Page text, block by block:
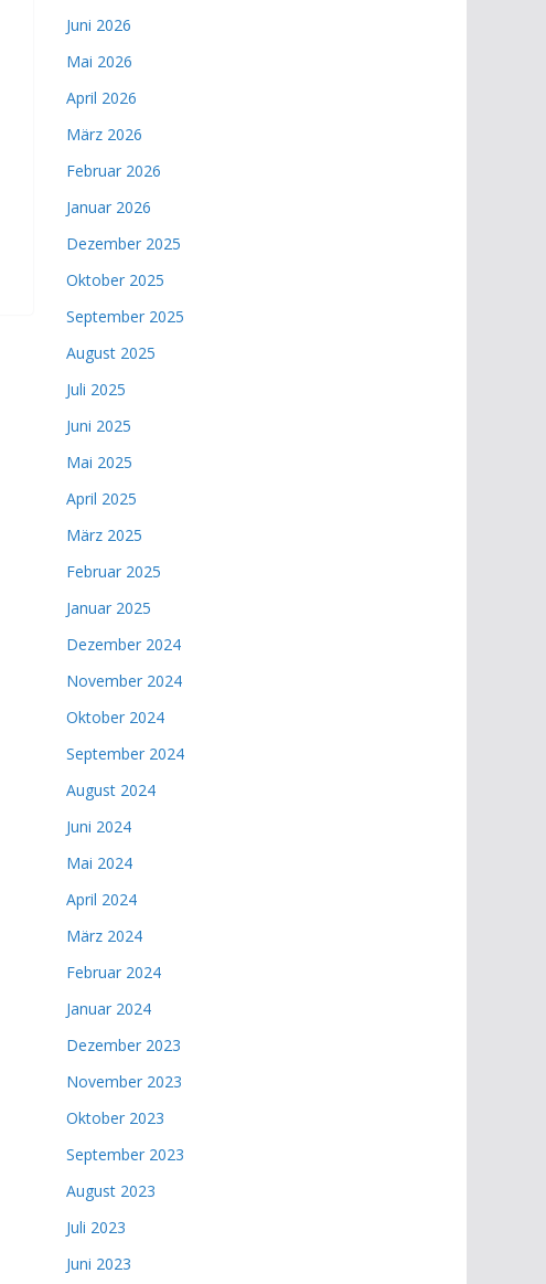
Juni 2026
Mai 2026
April 2026
März 2026
Februar 2026
Januar 2026
Dezember 2025
Oktober 2025
September 2025
August 2025
Juli 2025
Juni 2025
Mai 2025
April 2025
März 2025
Februar 2025
Januar 2025
Dezember 2024
November 2024
Oktober 2024
September 2024
August 2024
Juni 2024
Mai 2024
April 2024
März 2024
Februar 2024
Januar 2024
Dezember 2023
November 2023
Oktober 2023
September 2023
August 2023
Juli 2023
Juni 2023